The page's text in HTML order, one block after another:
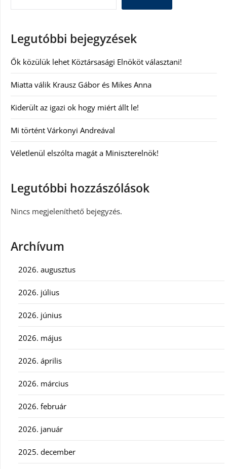
Legutóbbi bejegyzések
Ők közülük lehet Köztársasági Elnököt választani!
Miatta válik Krausz Gábor és Mikes Anna
Kiderült az igazi ok hogy miért állt le!
Mi történt Várkonyi Andreával
Véletlenül elszólta magát a Miniszterelnök!
Legutóbbi hozzászólások
Nincs megjeleníthető bejegyzés.
Archívum
2026. augusztus
2026. július
2026. június
2026. május
2026. április
2026. március
2026. február
2026. január
2025. december